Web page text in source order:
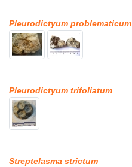
Pleurodictyum problematicum
Pleurodictyum trifoliatum
Streptelasma strictum